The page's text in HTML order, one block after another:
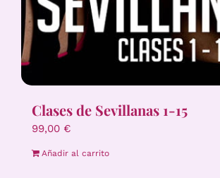
Clases de Sevillanas 1-15
99,00 €
Añadir al carrito